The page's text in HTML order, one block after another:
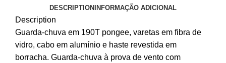
DESCRIPTION INFORMAÇÃO ADICIONAL
Description
Guarda-chuva em 190T pongee, varetas em fibra de
vidro, cabo em alumínio e haste revestida em
borracha. Guarda-chuva à prova de vento com